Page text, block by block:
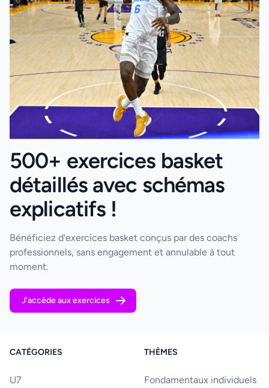
500+ exercices basket
détaillés avec schémas
explicatifs !
Bénéficiez d'exercices basket conçus par des coachs
professionnels, sans engagement et annulable à tout
moment.
J'accède aux exercices
CATÉGORIES
U7
THÈMES
Fondamentaux individuels